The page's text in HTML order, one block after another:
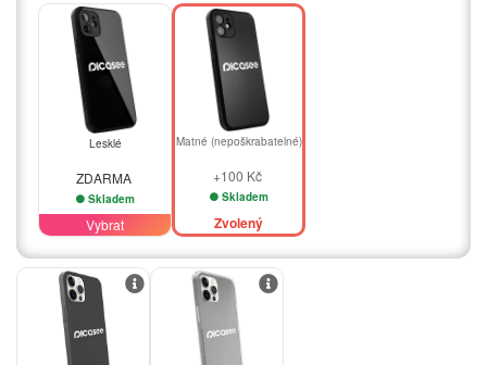
Lesklé
ZDARMA
Skladem
Vybrat
Matné (nepoškrabatelné)
+100 Kč
Skladem
Zvolený